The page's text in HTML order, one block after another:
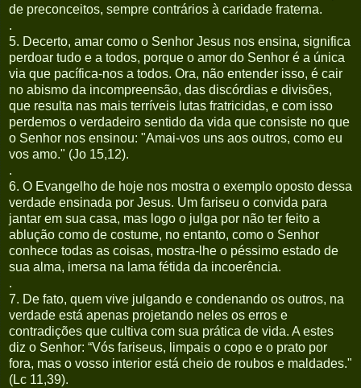
de preconceitos, sempre contrários à caridade fraterna.
.
5. Decerto, amar como o Senhor Jesus nos ensina, significa
perdoar tudo e a todos, porque o amor do Senhor é a única
via que pacífica-nos a todos. Ora, não entender isso, é cair
no abismo da incompreensão, das discórdias e divisões,
que resulta nas mais terríveis lutas fratricidas, e com isso
perdemos o verdadeiro sentido da vida que consiste no que
o Senhor nos ensinou: "Amai-vos uns aos outros, como eu
vos amo." (Jo 15,12).
.
6. O Evangelho de hoje nos mostra o exemplo oposto dessa
verdade ensinada por Jesus. Um fariseu o convida para
jantar em sua casa, mas logo o julga por não ter feito a
ablução como de costume, no entanto, como o Senhor
conhece todas as coisas, mostra-lhe o péssimo estado de
sua alma, imersa na lama fétida da incoerência.
.
7. De fato, quem vive julgando e condenando os outros, na
verdade está apenas projetando neles os erros e
contradições que cultiva com sua prática de vida. A estes
diz o Senhor: “Vós fariseus, limpais o copo e o prato por
fora, mas o vosso interior está cheio de roubos e maldades."
(Lc 11,39).